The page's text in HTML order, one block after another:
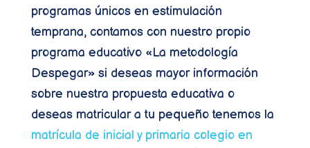
programas únicos en estimulación
temprana, contamos con nuestro propio
programa educativo «La metodología
Despegar» si deseas mayor información
sobre nuestra propuesta educativa o
deseas matricular a tu pequeño tenemos la
matrícula de inicial y primaria colegio en